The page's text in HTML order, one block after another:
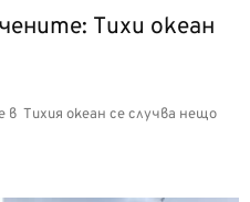
Тихи океан
в Тихия океан се случва нещо